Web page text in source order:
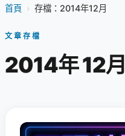
首頁 › 存檔：2014年12月
文章存檔
2014年 12月